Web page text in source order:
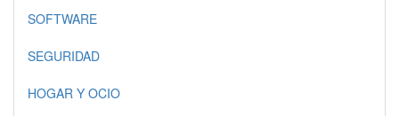
SOFTWARE
SEGURIDAD
HOGAR Y OCIO